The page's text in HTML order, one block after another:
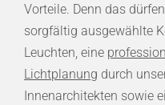
Vorteile. Denn das
sorgfältig ausgewählte
Leuchten, eine
Lichtplanung durch
Innenarchitekten sowie